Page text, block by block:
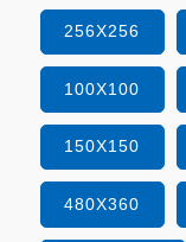
256X256
100X100
150X150
480X360